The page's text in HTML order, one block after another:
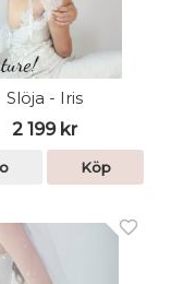
Slöja - Iris
2 199 kr
Köp